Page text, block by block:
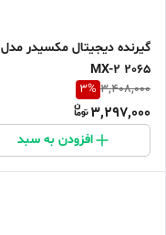
گیرنده دیجیتال مکسیدر مدل
MX-2 2065
3,408,000
3%
3,297,000
افزودن به سبد